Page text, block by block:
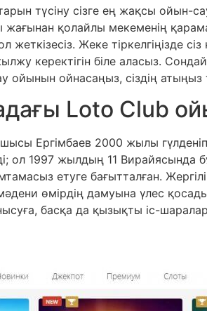
түсіну сізге ең жақсы ойын-
қолайлы мекеменің
жеткізесіз. Жеке тіркелгіңізде
керектігін біле аласыз.
ойынын ойнасаңыз, сіздің
Loto Club
Ергімбаев 2000 жылы
ол 1997 жылдың 11
етуге бағытталған.
өмірдің дамуына үлес
басқа да қызықты іс-